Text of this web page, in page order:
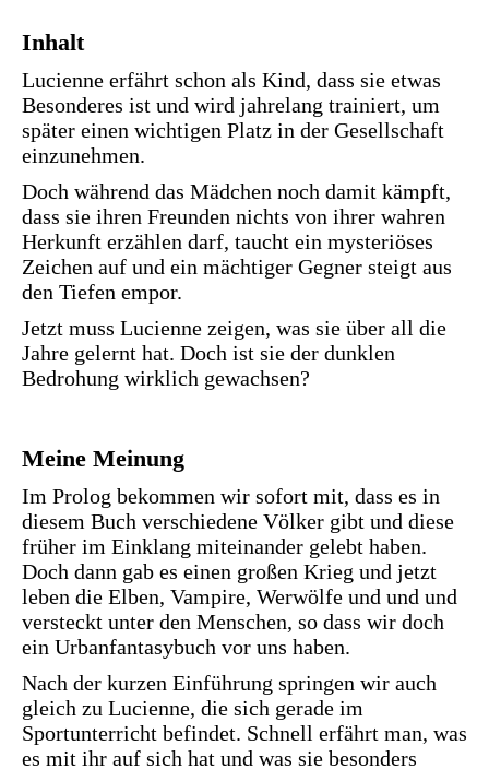
Inhalt
Lucienne erfährt schon als Kind, dass sie etwas
Besonderes ist und wird jahrelang trainiert, um
später einen wichtigen Platz in der Gesellschaft
einzunehmen.
Doch während das Mädchen noch damit kämpft,
dass sie ihren Freunden nichts von ihrer wahren
Herkunft erzählen darf, taucht ein mysteriöses
Zeichen auf und ein mächtiger Gegner steigt aus
den Tiefen empor.
Jetzt muss Lucienne zeigen, was sie über all die
Jahre gelernt hat. Doch ist sie der dunklen
Bedrohung wirklich gewachsen?
Meine Meinung
Im Prolog bekommen wir sofort mit, dass es in
diesem Buch verschiedene Völker gibt und diese
früher im Einklang miteinander gelebt haben.
Doch dann gab es einen großen Krieg und jetzt
leben die Elben, Vampire, Werwölfe und und und
versteckt unter den Menschen, so dass wir doch
ein Urbanfantasybuch vor uns haben.
Nach der kurzen Einführung springen wir auch
gleich zu Lucienne, die sich gerade im
Sportunterricht befindet. Schnell erfährt man, was
es mit ihr auf sich hat und was sie besonders